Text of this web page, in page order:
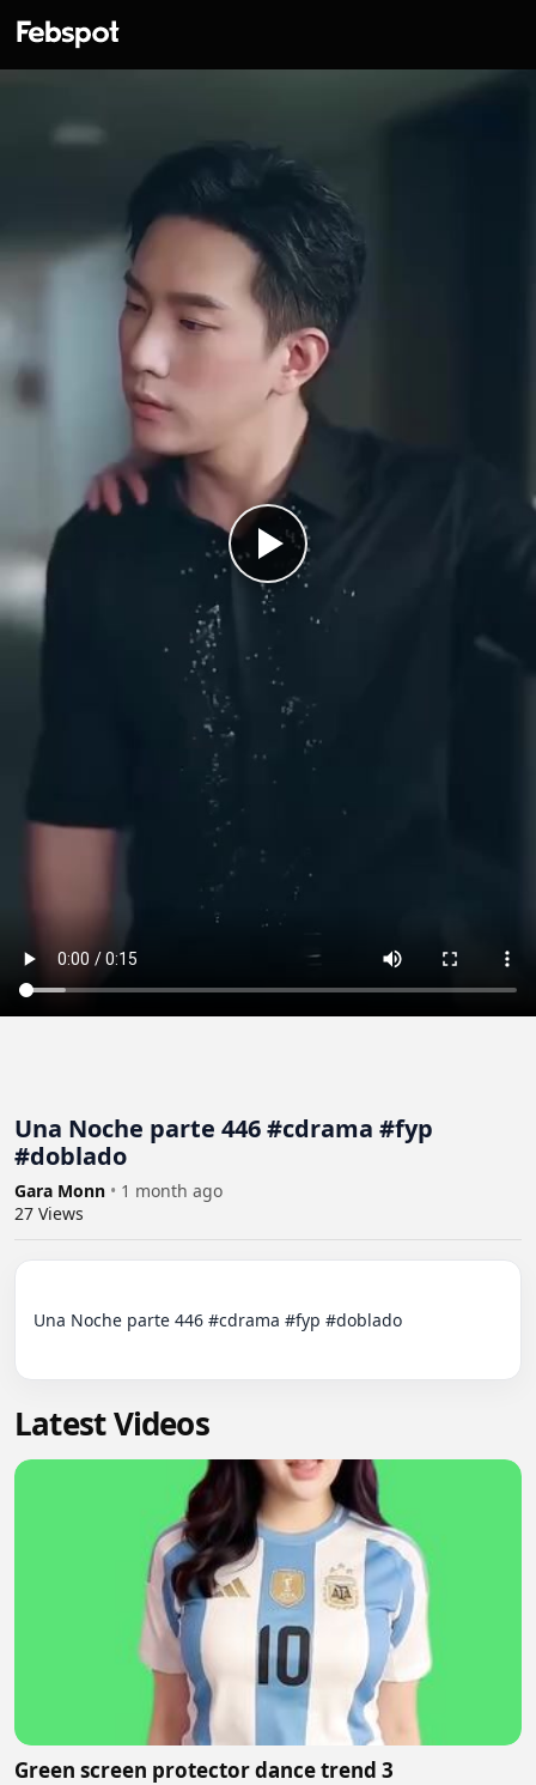
Una Noche parte 446 #cdrama #fyp
#doblado
Gara Monn • 1 month ago
27 Views
Una Noche parte 446 #cdrama #fyp #doblado
Latest Videos
Green screen protector dance trend 3